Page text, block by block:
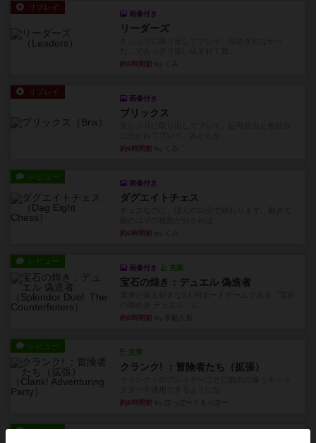
リプレイ
画像付き
リーダーズ
約6時間前
リプレイ
画像付き
ブリックス
約6時間前
レビュー
画像付き
ダグエイトチェス
約6時間前
レビュー
画像付き 充実
宝石の煌き：デュエル 偽造者
約8時間前
レビュー
充実
クランク! ：冒険者たち（拡張）
約8時間前
レビュー